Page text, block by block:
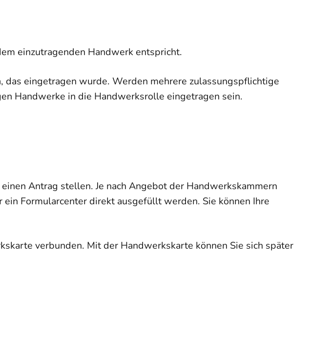
einzutragenden Handwerk entspricht.
eingetragen wurde. Werden mehrere zulassungspflichtige
Handwerke in die Handwerksrolle eingetragen sein.
einen Antrag stellen.Je nach Angebot der Handwerkskammern
Formularcenter direkt ausgefüllt werden. Sie können Ihre
verbunden. Mit der Handwerkskarte können Sie sich später